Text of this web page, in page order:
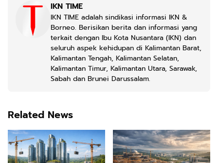
IKN TIME
IKN TIME adalah sindikasi informasi IKN &
Borneo. Berisikan berita dan informasi yang
terkait dengan Ibu Kota Nusantara (IKN) dan
seluruh aspek kehidupan di Kalimantan Barat,
Kalimantan Tengah, Kalimantan Selatan,
Kalimantan Timur, Kalimantan Utara, Sarawak,
Sabah dan Brunei Darussalam.
Related News